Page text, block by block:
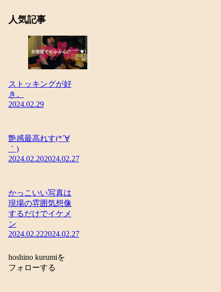
人気記事
ストッキングが好
き。
2024.02.29
艶感最高れす(*´∀
｀)
2024.02.202024.02.27
かっこいい写真は
現場の雰囲気想像
するだけでイケメ
ン
2024.02.222024.02.27
hoshino kurumiを
フォローする